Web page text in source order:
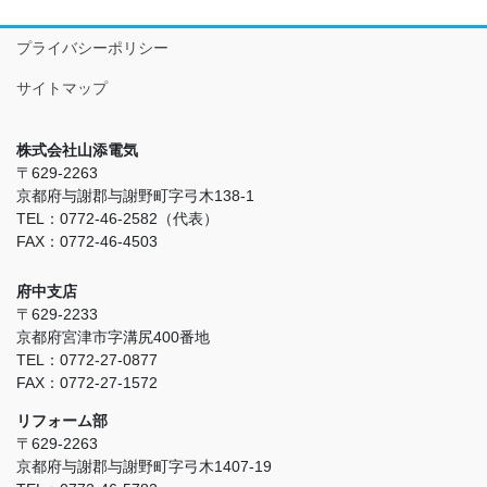
プライバシーポリシー
サイトマップ
株式会社山添電気
〒629-2263
京都府与謝郡与謝野町字弓木138-1
TEL：0772-46-2582（代表）
FAX：0772-46-4503
府中支店
〒629-2233
京都府宮津市字溝尻400番地
TEL：0772-27-0877
FAX：0772-27-1572
リフォーム部
〒629-2263
京都府与謝郡与謝野町字弓木1407-19